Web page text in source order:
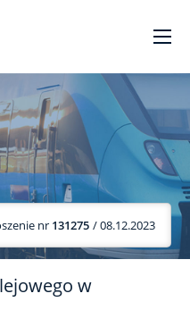
nr 131275 / 08.12.2023
w